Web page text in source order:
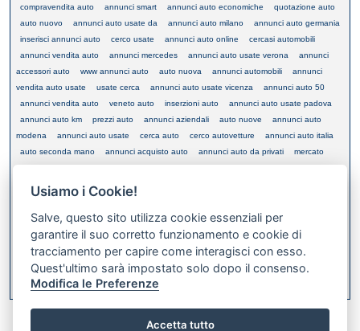
compravendita auto
annunci smart annunci auto economiche
quotazione auto
auto nuovo
annunci auto usate da annunci auto milano
annunci auto germania
inserisci annunci auto
cerco usate annunci auto online
cercasi automobili
annunci vendita auto
annunci mercedes annunci auto usate verona
annunci
accessori auto
www annunci auto auto nuova annunci automobili
annunci
vendita auto usate
usate cerca annunci auto usate vicenza
annunci auto 50
annunci vendita auto
veneto auto inserzioni auto
annunci auto usate padova
annunci auto km
prezzi auto annunci aziendali auto nuove
annunci auto
modena
annunci auto usate cerca auto cerco autovetture
annunci auto italia
auto seconda mano
annunci acquisto auto annunci auto da privati
mercato
auto
vendesi autovetture foto annunci auto auto aziendali
annunci fuoristrada
annunci gratis auto usate
annunci auto veneto
auto
verona auto portese auto auto privati fuoristrada occasione
XML FEED
Bookmark this on Delicious
Usiamo i Cookie!
Salve, questo sito utilizza cookie essenziali per
garantire il suo corretto funzionamento e cookie di
tracciamento per capire come interagisci con esso.
Quest'ultimo sarà impostato solo dopo il consenso.
Modifica le Preferenze
Accetta tutto